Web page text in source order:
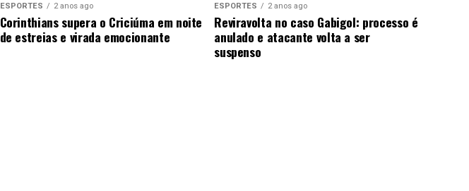
ESPORTES 2 anos ago
Corinthians supera o Criciúma em noite
de estreias e virada emocionante
ESPORTES 2 anos ago
Reviravolta no caso Gabigol: processo é
anulado e atacante volta a ser
suspenso